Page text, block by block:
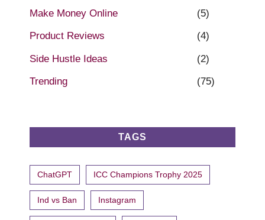
Make Money Online (5)
Product Reviews (4)
Side Hustle Ideas (2)
Trending (75)
TAGS
ChatGPT ICC Champions Trophy 2025
Ind vs Ban Instagram